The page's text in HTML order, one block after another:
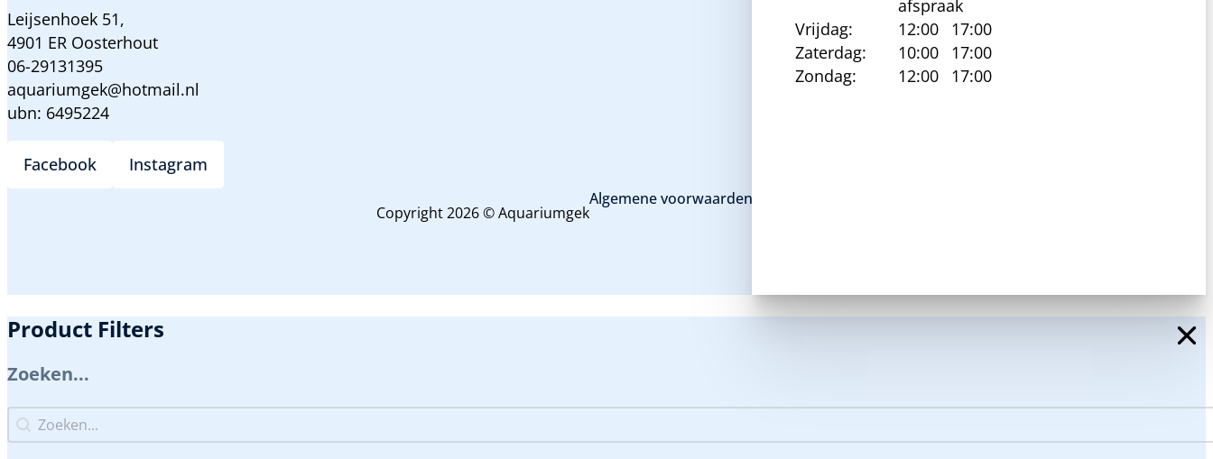
Leijsenhoek 51,
4901 ER Oosterhout
06-29131395
aquariumgek@hotmail.nl
ubn: 6495224
Facebook Instagram
Copyright 2026 © Aquariumgek
Algemene voorwaarden en privacy beleid
afspraak
Vrijdag:
12:00
17:00
Zaterdag:
10:00
17:00
Zondag:
12:00 17:00
Product Filters
Zoeken...
Zoeken...
Zoeken...